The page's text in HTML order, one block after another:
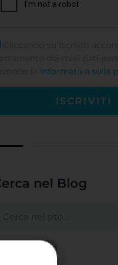
informativa sulla
ISCRIVITI
nel Blog